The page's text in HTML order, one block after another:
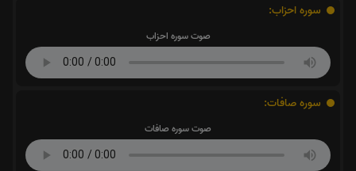
سوره احزاب:
صوت سوره احزاب
سوره صافات:
صوت سوره صافات